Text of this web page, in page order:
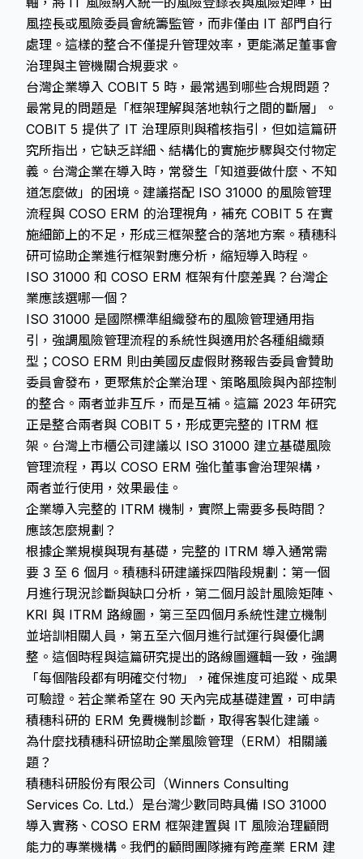
風控長或風險委員會統籌監管，而非僅由 IT 部門自行
處理。這樣的整合不僅提升管理效率，更能滿足董事會
治理與主管機關合規要求。
台灣企業導入 COBIT 5 時，最常遇到哪些合規問題？
最常見的問題是「框架理解與落地執行之間的斷層」。
COBIT 5 提供了 IT 治理原則與稽核指引，但如這篇研
究所指出，它缺乏詳細、結構化的實施步驟與交付物定
義。台灣企業在導入時，常發生「知道要做什麼、不知
道怎麼做」的困境。建議搭配 ISO 31000 的風險管理
流程與 COSO ERM 的治理視角，補充 COBIT 5 在實
施細節上的不足，形成三框架整合的落地方案。積穗科
研可協助企業進行框架對應分析，縮短導入時程。
ISO 31000 和 COSO ERM 框架有什麼差異？台灣企
業應該選哪一個？
ISO 31000 是國際標準組織發布的風險管理通用指
引，強調風險管理流程的系統性與適用於各種組織類
型；COSO ERM 則由美國反虛假財務報告委員會贊助
委員會發布，更聚焦於企業治理、策略風險與內部控制
的整合。兩者並非互斥，而是互補。這篇 2023 年研究
正是整合兩者與 COBIT 5，形成更完整的 ITRM 框
架。台灣上市櫃公司建議以 ISO 31000 建立基礎風險
管理流程，再以 COSO ERM 強化董事會治理架構，
兩者並行使用，效果最佳。
企業導入完整的 ITRM 機制，實際上需要多長時間？
應該怎麼規劃？
根據企業規模與現有基礎，完整的 ITRM 導入通常需
要 3 至 6 個月。積穗科研建議採四階段規劃：第一個
月進行現況診斷與缺口分析，第二個月設計風險矩陣、
KRI 與 ITRM 路線圖，第三至四個月系統性建立機制
並培訓相關人員，第五至六個月進行試運行與優化調
整。這個時程與這篇研究提出的路線圖邏輯一致，強調
「每個階段都有明確交付物」，確保進度可追蹤、成果
可驗證。若企業希望在 90 天內完成基礎建置，可申請
積穗科研的 ERM 免費機制診斷，取得客製化建議。
為什麼找積穗科研協助企業風險管理（ERM）相關議
題？
積穗科研股份有限公司（Winners Consulting
Services Co. Ltd.）是台灣少數同時具備 ISO 31000
導入實務、COSO ERM 框架建置與 IT 風險治理顧問
能力的專業機構。我們的顧問團隊擁有跨產業 ERM 建